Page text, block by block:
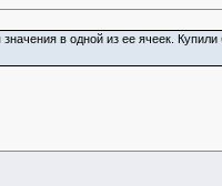
в одной из ее ячеек.